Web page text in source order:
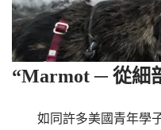
“Marmot ─ 從細
如同許多美國青年學子